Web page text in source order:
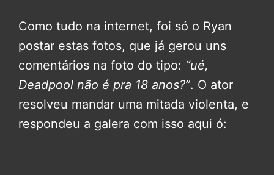
Como tudo na internet, foi só o Ryan
postar estas fotos, que já gerou uns
comentários na foto do tipo: “ué,
Deadpool não é pra 18 anos?”. O ator
resolveu mandar uma mitada violenta, e
respondeu a galera com isso aqui ó: